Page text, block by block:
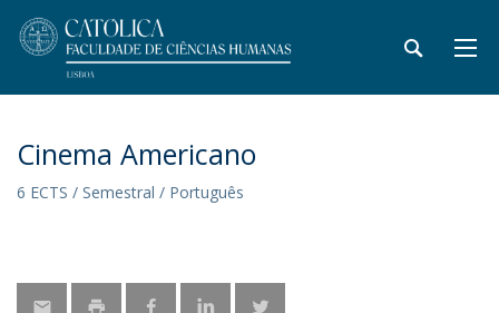
Cinema Americano
6 ECTS / Semestral / Português